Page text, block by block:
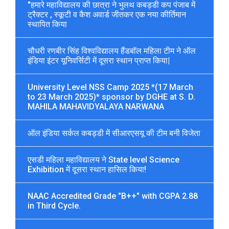
"हमारे महाविद्यालय की छात्रा ने भुलथ कबड्डी कप पंजाब में
ट्रैक्टर , स्कूटी व कैश अवार्ड जीतकर एक नया कीर्तिमान
स्थापित किया
चौधरी रणबीर सिंह विश्वविद्यालय हैंडबॉल महिला टीम ने ऑल
इंडिया इंटर यूनिवर्सिटी में दूसरा स्थान प्राप्त किया|
University Level NSS Camp 2025 *(17 March
to 23 March 2025)* sponsor by DGHE at S. D.
MAHILA MAHAVIDYALAYA NARWANA
ऑल इंडिया सर्कल कबड्डी में सीआरएसयू की टीम बनी विजेता
एसडी महिला महाविद्यालय ने State level Science
Exhibition में दूसरा स्थान हासिल किया!
NAAC Accredited Grade "B++" with CGPA 2.88
in Third Cycle.